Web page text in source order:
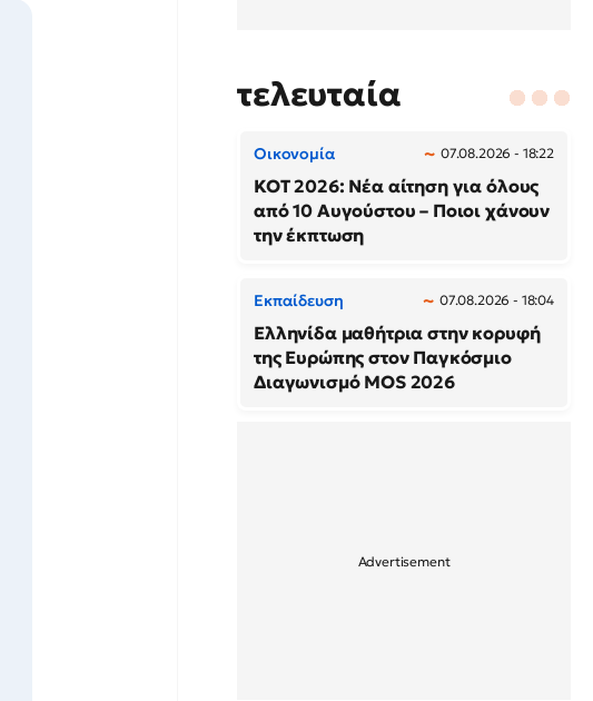
τελευταία
Οικονομία 07.08.2026 - 18:22
ΚΟΤ 2026: Νέα αίτηση για όλους
από 10 Αυγούστου – Ποιοι χάνουν
την έκπτωση
Εκπαίδευση 07.08.2026 - 18:04
Ελληνίδα μαθήτρια στην κορυφή
της Ευρώπης στον Παγκόσμιο
Διαγωνισμό MOS 2026